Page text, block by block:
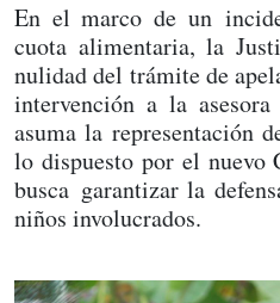
En el marco de un
cuota alimentaria, la
nulidad del trámite de
intervención a la
asuma la representación
lo dispuesto por el
busca garantizar la
niños involucrados.